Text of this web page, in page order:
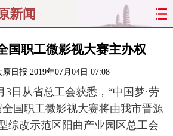
新闻
焦 太原 山西
注 文明
光 综合 专题
国职工微影视大赛主办权
原日报 2019年07月04日 07:08
从省总工会获悉，“中国梦·劳
全国职工微影视大赛将由我市晋源
综改示范区阳曲产业园区总工会